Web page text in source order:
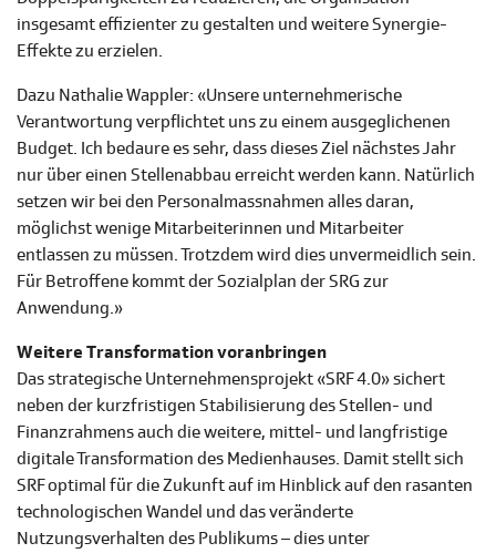
insgesamt effizienter zu gestalten und weitere Synergie-
Effekte zu erzielen.
Dazu Nathalie Wappler: «Unsere unternehmerische
Verantwortung verpflichtet uns zu einem ausgeglichenen
Budget. Ich bedaure es sehr, dass dieses Ziel nächstes Jahr
nur über einen Stellenabbau erreicht werden kann. Natürlich
setzen wir bei den Personalmassnahmen alles daran,
möglichst wenige Mitarbeiterinnen und Mitarbeiter
entlassen zu müssen. Trotzdem wird dies unvermeidlich sein.
Für Betroffene kommt der Sozialplan der SRG zur
Anwendung.»
Weitere Transformation voranbringen
Das strategische Unternehmensprojekt «SRF 4.0» sichert
neben der kurzfristigen Stabilisierung des Stellen- und
Finanzrahmens auch die weitere, mittel- und langfristige
digitale Transformation des Medienhauses. Damit stellt sich
SRF optimal für die Zukunft auf im Hinblick auf den rasanten
technologischen Wandel und das veränderte
Nutzungsverhalten des Publikums – dies unter